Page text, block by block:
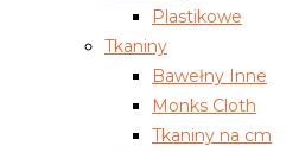
Plastikowe
Tkaniny
Bawełny Inne
Monks Cloth
Tkaniny na cm